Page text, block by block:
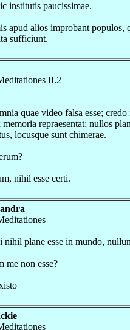
institutis paucissimae.
apud alios improbant populos,
sufficiunt.
II.2
quae video falsa esse;
repraesentat; nullos
locusque sunt chimerae.
nihil esse certi.
nihil plane esse in mundo,
me non esse?